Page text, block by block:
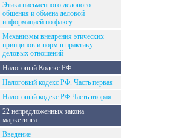
Этика письменного делового
общения и обмена деловой
информацией по факсу
Механизмы внедрения этических
принципов и норм в практику
деловых отношений
Налоговый Кодекс РФ
Налоговый кодекс РФ. Часть первая
Налоговый кодекс РФ.Часть вторая
22 непредложенных закона
маркетинга
Введение